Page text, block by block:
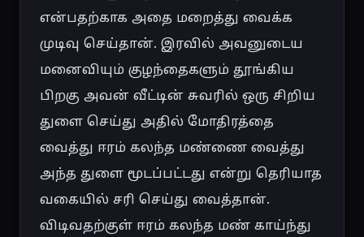
என்பதற்காக அதை மறைத்து வைக்க
முடிவு செய்தான். இரவில் அவனுடைய
மனைவியும் குழந்தைகளும் தூங்கிய
பிறகு அவன் வீட்டின் சுவரில் ஒரு சிறிய
துளை செய்து அதில் மோதிரத்தை
வைத்து ஈரம் கலந்த மண்ணை வைத்து
அந்த துளை மூடப்பட்டது என்று தெரியாத
வகையில் சரி செய்து வைத்தான்.
விடிவதற்குள் ஈரம் கலந்த மண் காய்ந்து